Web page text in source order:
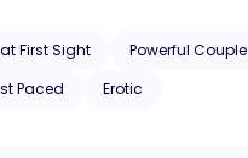
First Sight Powerful Couple
Paced Erotic